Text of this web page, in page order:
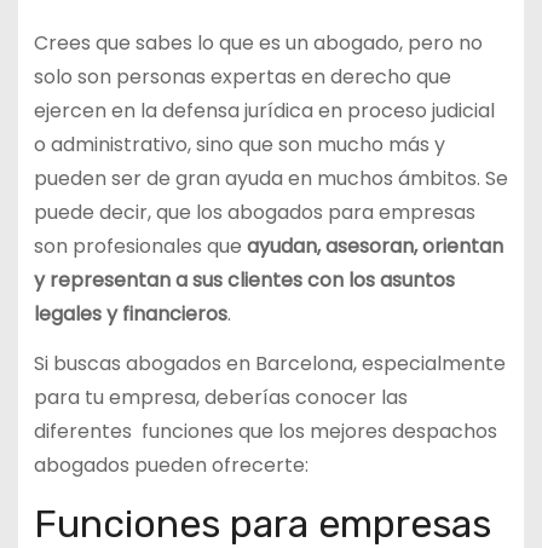
Crees que sabes lo que es un abogado, pero no
solo son personas expertas en derecho que
ejercen en la defensa jurídica en proceso judicial
o administrativo, sino que son mucho más y
pueden ser de gran ayuda en muchos ámbitos. Se
puede decir, que los abogados para empresas
son profesionales que ayudan, asesoran, orientan
y representan a sus clientes con los asuntos
legales y financieros.
Si buscas abogados en Barcelona, especialmente
para tu empresa, deberías conocer las
diferentes funciones que los mejores despachos
abogados pueden ofrecerte:
Funciones para empresas